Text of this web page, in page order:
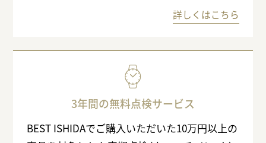
詳しくはこちら
3年間の無料点検サービス
BEST ISHIDAでご購入いただいた10万円以上の